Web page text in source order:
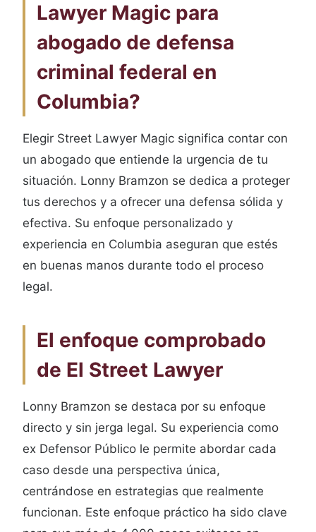
Lawyer Magic para
abogado de defensa
criminal federal en
Columbia?
Elegir Street Lawyer Magic significa contar con
un abogado que entiende la urgencia de tu
situación. Lonny Bramzon se dedica a proteger
tus derechos y a ofrecer una defensa sólida y
efectiva. Su enfoque personalizado y
experiencia en Columbia aseguran que estés
en buenas manos durante todo el proceso
legal.
El enfoque comprobado
de El Street Lawyer
Lonny Bramzon se destaca por su enfoque
directo y sin jerga legal. Su experiencia como
ex Defensor Público le permite abordar cada
caso desde una perspectiva única,
centrándose en estrategias que realmente
funcionan. Este enfoque práctico ha sido clave